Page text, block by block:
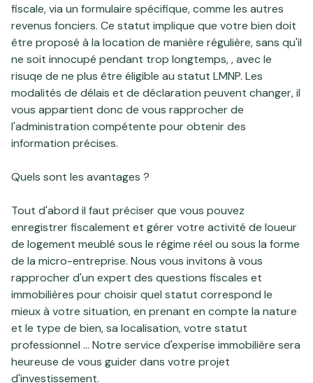
fiscale, via un formulaire spécifique, comme les autres
revenus fonciers. Ce statut implique que votre bien doit
être proposé à la location de manière régulière, sans qu'il
ne soit innocupé pendant trop longtemps, , avec le
risuqe de ne plus être éligible au statut LMNP. Les
modalités de délais et de déclaration peuvent changer, il
vous appartient donc de vous rapprocher de
l'administration compétente pour obtenir des
information précises.
Quels sont les avantages ?
Tout d'abord il faut préciser que vous pouvez
enregistrer fiscalement et gérer votre activité de loueur
de logement meublé sous le régime réel ou sous la forme
de la micro-entreprise. Nous vous invitons à vous
rapprocher d'un expert des questions fiscales et
immobilières pour choisir quel statut correspond le
mieux à votre situation, en prenant en compte la nature
et le type de bien, sa localisation, votre statut
professionnel ... Notre service d'experise immobilière sera
heureuse de vous guider dans votre projet
d'investissement.